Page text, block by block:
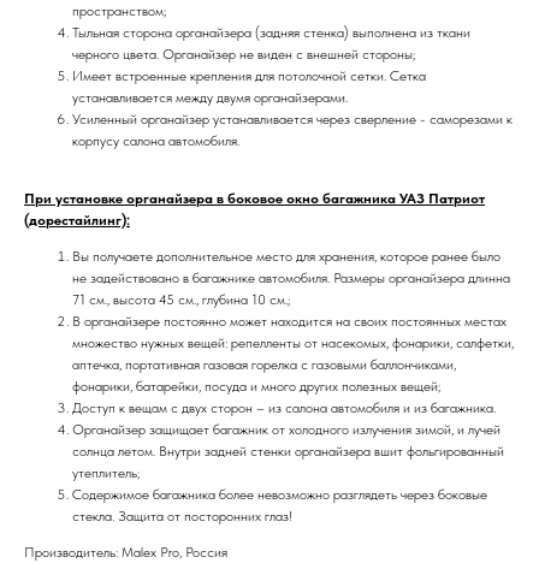
пространством;
Тыльная сторона органайзера (задняя стенка) выполнена из ткани
черного цвета. Органайзер не виден с внешней стороны;
Имеет встроенные крепления для потолочной сетки. Сетка
устанавливается между двумя органайзерами.
Усиленный органайзер устанавливается через сверление - саморезами к
корпусу салона автомобиля.
При установке органайзера в боковое окно багажника УАЗ Патриот
(дорестайлинг):
Вы получаете дополнительное место для хранения, которое ранее было
не задействовано в багажнике автомобиля. Размеры органайзера длинна
71 см., высота 45 см., глубина 10 см.;
В органайзере постоянно может находится на своих постоянных местах
множество нужных вещей: репелленты от насекомых, фонарики, салфетки,
аптечка, портативная газовая горелка с газовыми баллончиками,
фонарики, батарейки, посуда и много других полезных вещей;
Доступ к вещам с двух сторон – из салона автомобиля и из багажника.
Органайзер защищает багажник от холодного излучения зимой, и лучей
солнца летом. Внутри задней стенки органайзера вшит фольгированный
утеплитель;
Содержимое багажника более невозможно разглядеть через боковые
стекла. Защита от посторонних глаз!
Производитель: Malex Pro, Россия